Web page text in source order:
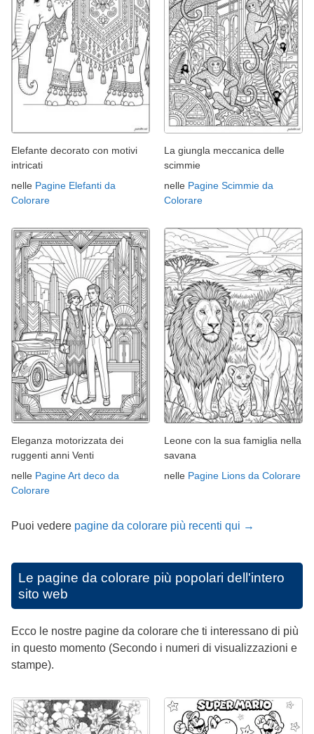
Elefante decorato con motivi
intricati
nelle Pagine Elefanti da
Colorare
La giungla meccanica delle
scimmie
nelle Pagine Scimmie da
Colorare
Eleganza motorizzata dei
ruggenti anni Venti
nelle Pagine Art deco da
Colorare
Leone con la sua famiglia nella
savana
nelle Pagine Lions da Colorare
Puoi vedere pagine da colorare più recenti qui →
Le pagine da colorare più popolari dell'intero
sito web
Ecco le nostre pagine da colorare che ti interessano di più
in questo momento (Secondo i numeri di visualizzazioni e
stampe).